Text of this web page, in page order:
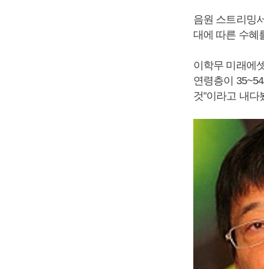
음원 스트리밍
대에 따른 수혜
이학무 미래에
연령층이
것”이라고 내다